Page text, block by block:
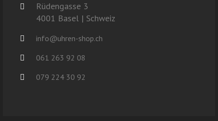
Rüdengasse 3
4001 Basel | Schweiz
info@uhren-shop.ch
061 263 92 08
079 224 30 92